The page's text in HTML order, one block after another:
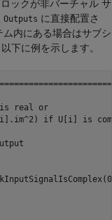
ックが非バーチャル サ
Outputs に直接配置さ
内にある場合はサブシ
下に例を示します。
real or
if U[i] is